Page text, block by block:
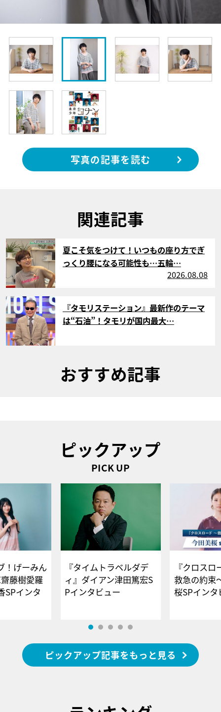
写真の記事を読む
関連記事
サムネイル
夏こそ気をつけて！いつもの座り方でぎ
っくり腰になる可能性も…五輪…
2026.08.08
サムネイル
『タモリステーション』最新作のテーマ
は“石油”！タモリが国内最大…
おすすめ記事
ピックアップ
PICK UP
！げーみん
藤樹愛羅
SPインタ
『タイムトラベルダデ
ィ』ダイアン津田篤宏S
Pインタビュー
『クロス
救急の約束
桜SPイ
ピックアップ記事をもっと見る